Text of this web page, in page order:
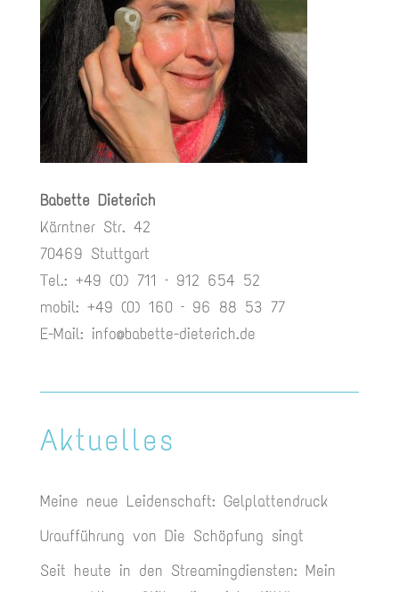
Babette Dieterich
Kärntner Str. 42
70469 Stuttgart
Tel.: +49 (0) 711 – 912 654 52
mobil: +49 (0) 160 – 96 88 53 77
E-Mail: info@babette-dieterich.de
Aktuelles
Meine neue Leidenschaft: Gelplattendruck
Uraufführung von Die Schöpfung singt
Seit heute in den Streamingdiensten: Mein